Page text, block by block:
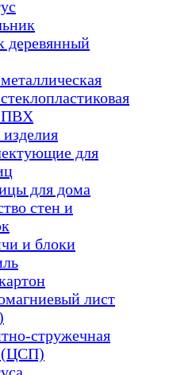
деревянный
ПВХ
для
для дома
стен и
и блоки
лист
стружечная
(ЦСП)